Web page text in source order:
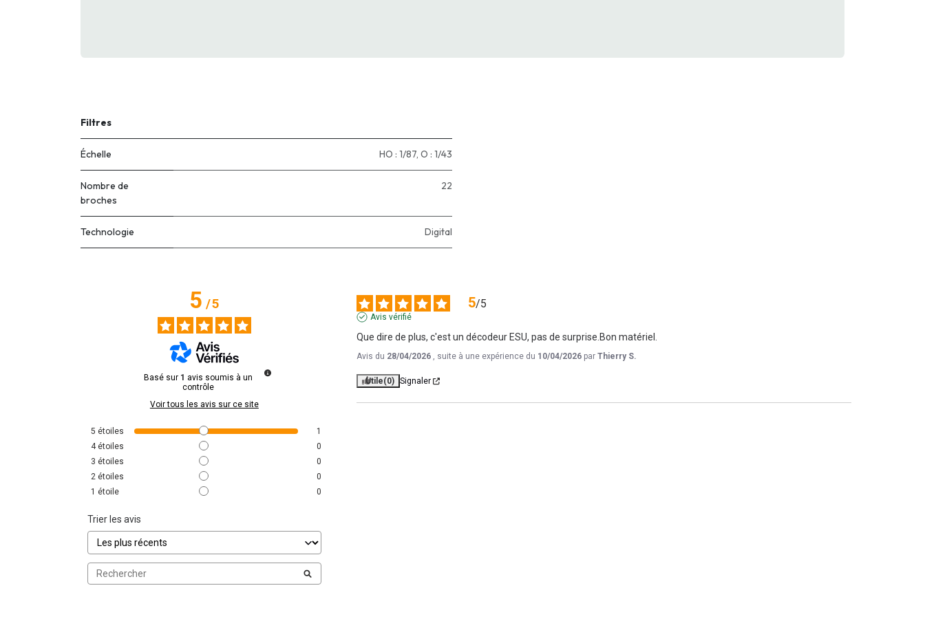
Filtres
Échelle HO : 1/87, O : 1/43
Nombre de
broches
22
Technologie Digital
5/5
Basé sur 1 avis soumis à un
contrôle
Voir tous les avis sur ce site
5 étoiles
1
4 étoiles
0
3 étoiles
0
2 étoiles
0
1 étoile 0
Trier les avis
5/5
Avis vérifié
Que dire de plus, c'est un décodeur ESU, pas de surprise.Bon matériel.
Avis du 28/04/2026 , suite à une expérience du 10/04/2026 par Thierry S.
Utile(0) Signaler